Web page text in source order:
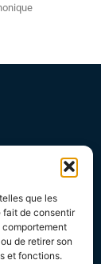
que les
fait de consentir
comportement
de retirer son
et fonctions.